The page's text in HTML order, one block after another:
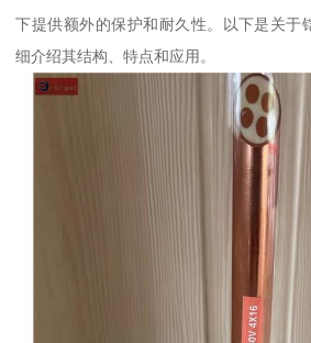
下提供额外的保护和耐久性。以下是关于
细介绍其结构、特点和应用。